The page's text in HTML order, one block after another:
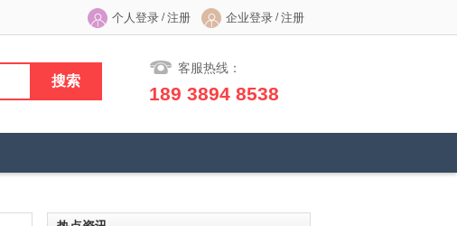
个人登录 /注册 企业登录 /注册
客服热线：
189 3894 8538